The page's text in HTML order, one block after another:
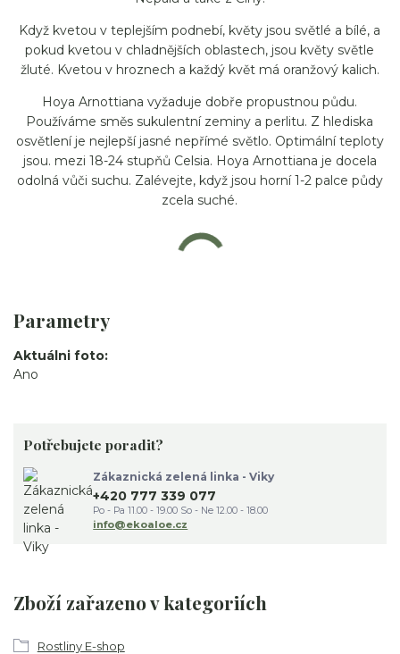
Když kvetou v teplejším podnebí, květy jsou světlé a bílé, a
pokud kvetou v chladnějších oblastech, jsou květy světle
žluté. Kvetou v hroznech a každý květ má oranžový kalich.
Hoya Arnottiana vyžaduje dobře propustnou půdu.
Používáme směs sukulentní zeminy a perlitu. Z hlediska
osvětlení je nejlepší jasné nepřímé světlo. Optimální teploty
jsou. mezi 18-24 stupňů Celsia. Hoya Arnottiana je docela
odolná vůči suchu. Zalévejte, když jsou horní 1-2 palce půdy
zcela suché.
Parametry
Aktuálni foto
Ano
Zboží zařazeno v kategoriích
Rostliny E-shop
Potřebujete poradit?
Zákaznická zelená linka - Viky
+420 777 339 077
Po - Pa 11.00 - 19.00 So - Ne 12.00 - 18.00
info@ekoaloe.cz